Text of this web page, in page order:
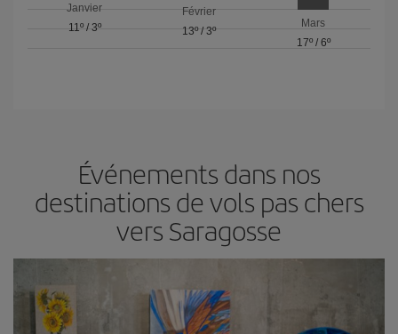
Janvier
11º/ 3º
Février
13º/ 3º
Mars
17º/ 6º
Événements dans nos
destinations de vols pas chers
vers Saragosse